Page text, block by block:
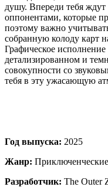
душу. Впереди тебя
оппонентами, которые
поэтому важно
собранную колоду карт
Графическое
детализированном и
совокупности со
тебя в эту ужасающую
Год выпуска: 2025
Жанр:
Разработчик: The Outer